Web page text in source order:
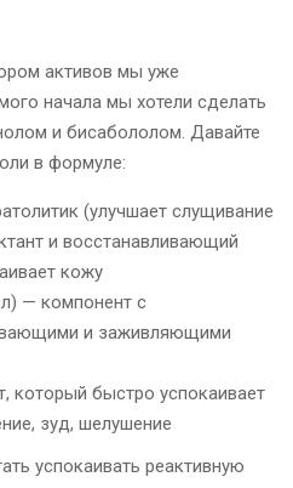
активов мы уже
начала мы хотели сделать
и бисабололом. Давайте
в формуле:
(улучшает слущивание
и восстанавливающий
кожу
— компонент с
и заживляющими
который быстро успокаивает
зуд, шелушение
успокаивать реактивную